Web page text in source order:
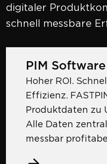
digitaler
schnell messbare
PIM Software
Hoher ROI.
Effizienz.
Produktdaten zu
Alle Daten
messbar